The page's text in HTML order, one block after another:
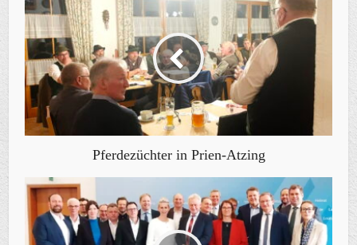
Pferdezüchter in Prien-Atzing